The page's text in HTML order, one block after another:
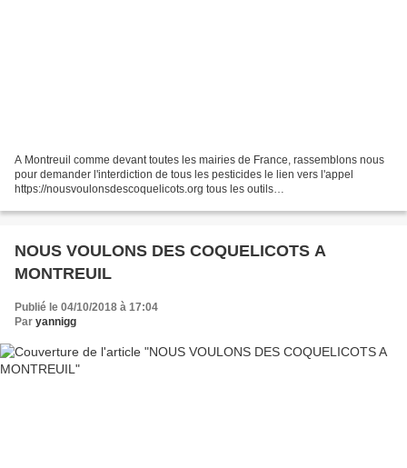
A Montreuil comme devant toutes les mairies de France, rassemblons nous
pour demander l'interdiction de tous les pesticides le lien vers l'appel
https://nousvoulonsdescoquelicots.org tous les outils
NOUS VOULONS DES COQUELICOTS A
MONTREUIL
Publié le 04/10/2018 à 17:04
Par yannigg